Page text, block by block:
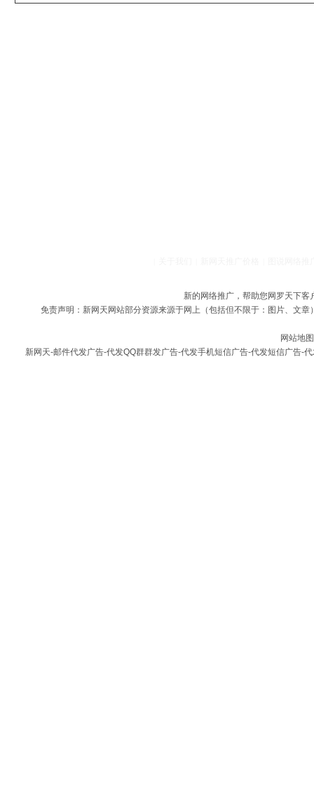
新的 网络推广 ，帮助您网罗天下
免责声明： 新网天 网站部分资源来源于网上（包括但不限于：图片、文章
网站地图
新网天-邮件代发广告-代发QQ群群发广告-代发手机短信广告-代发短信广告-